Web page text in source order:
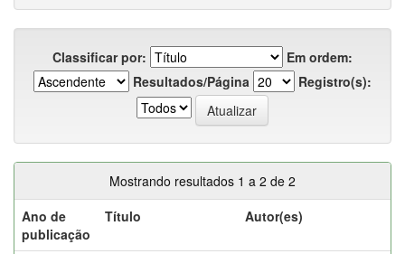
Classificar por:
Em ordem:
Resultados/Página
Registro(s):
Mostrando resultados 1 a 2 de 2
Ano de
publicação
Título Autor(es)